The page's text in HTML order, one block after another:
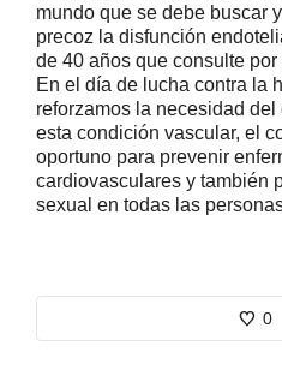
mundo que se debe buscar
precoz la disfunción
de 40 años que consulte
En el día de lucha contra la
reforzamos la necesidad
esta condición vascular, el
oportuno para prevenir
cardiovasculares y también
sexual en todas las
0